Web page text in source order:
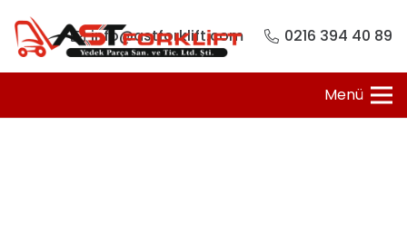
info@astforklift.com 0216 394 40 89
Menü